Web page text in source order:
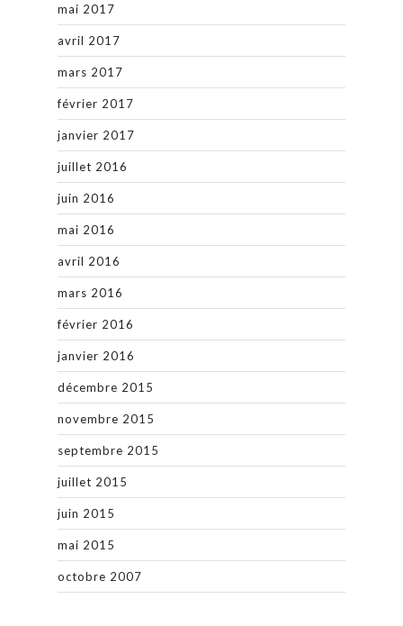
mai 2017
avril 2017
mars 2017
février 2017
janvier 2017
juillet 2016
juin 2016
mai 2016
avril 2016
mars 2016
février 2016
janvier 2016
décembre 2015
novembre 2015
septembre 2015
juillet 2015
juin 2015
mai 2015
octobre 2007